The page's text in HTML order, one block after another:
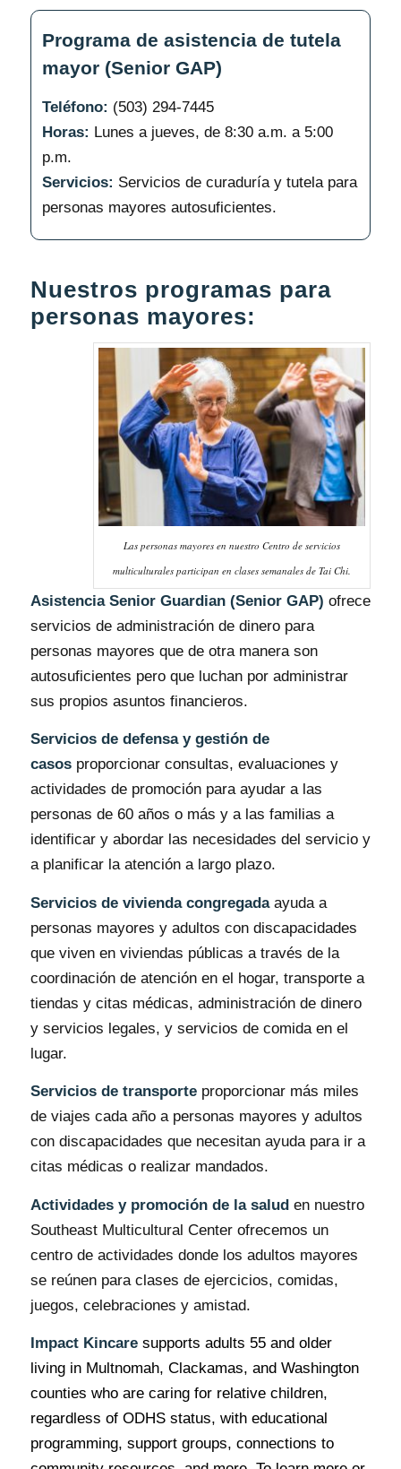
Programa de asistencia de tutela
mayor (Senior GAP)
Teléfono: (503) 294-7445
Horas: Lunes a jueves, de 8:30 a.m. a 5:00
p.m.
Servicios: Servicios de curaduría y tutela para
personas mayores autosuficientes.
Nuestros programas para
personas mayores:
Las personas mayores en nuestro Centro de servicios
multiculturales participan en clases semanales de Tai Chi.
Asistencia Senior Guardian (Senior GAP) ofrece
servicios de administración de dinero para
personas mayores que de otra manera son
autosuficientes pero que luchan por administrar
sus propios asuntos financieros.
Servicios de defensa y gestión de
casos proporcionar consultas, evaluaciones y
actividades de promoción para ayudar a las
personas de 60 años o más y a las familias a
identificar y abordar las necesidades del servicio y
a planificar la atención a largo plazo.
Servicios de vivienda congregadaayuda a
personas mayores y adultos con discapacidades
que viven en viviendas públicas a través de la
coordinación de atención en el hogar, transporte a
tiendas y citas médicas, administración de dinero
y servicios legales, y servicios de comida en el
lugar.
Servicios de transporteproporcionar más miles
de viajes cada año a personas mayores y adultos
con discapacidades que necesitan ayuda para ir a
citas médicas o realizar mandados.
Actividades y promoción de la saluden nuestro
Southeast Multicultural Center ofrecemos un
centro de actividades donde los adultos mayores
se reúnen para clases de ejercicios, comidas,
juegos, celebraciones y amistad.
Impact Kincare supports adults 55 and older
living in Multnomah, Clackamas, and Washington
counties who are caring for relative children,
regardless of ODHS status, with educational
programming, support groups, connections to